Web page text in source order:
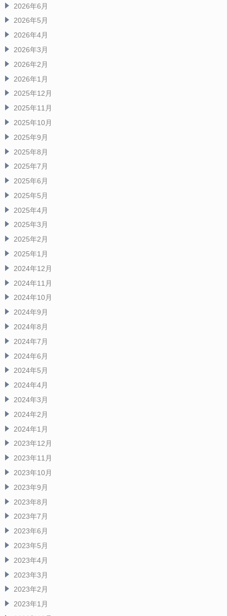
2026年6月
2026年5月
2026年4月
2026年3月
2026年2月
2026年1月
2025年12月
2025年11月
2025年10月
2025年9月
2025年8月
2025年7月
2025年6月
2025年5月
2025年4月
2025年3月
2025年2月
2025年1月
2024年12月
2024年11月
2024年10月
2024年9月
2024年8月
2024年7月
2024年6月
2024年5月
2024年4月
2024年3月
2024年2月
2024年1月
2023年12月
2023年11月
2023年10月
2023年9月
2023年8月
2023年7月
2023年6月
2023年5月
2023年4月
2023年3月
2023年2月
2023年1月